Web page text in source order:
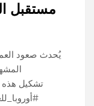
مستقبل
يُحدث صعود
تشكيل هذه